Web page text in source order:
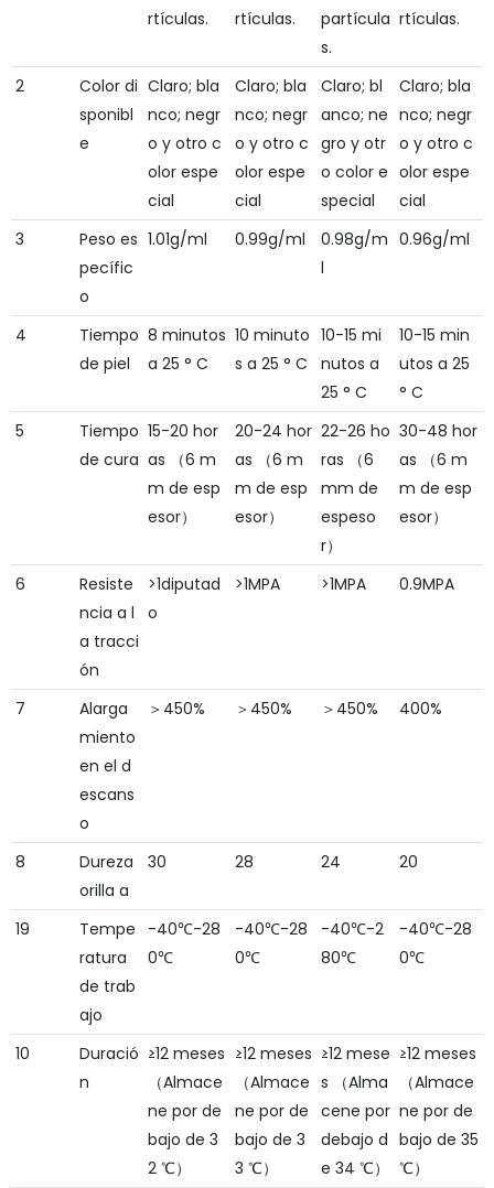
rtículas.
rtículas.
partícula
s.
rtículas.
2
Color di
sponibl
e
Claro; bla
nco; negr
o y otro c
olor espe
cial
Claro; bla
nco; negr
o y otro c
olor espe
cial
Claro; bl
anco; ne
gro y otr
o color e
special
Claro; bla
nco; negr
o y otro c
olor espe
cial
3
Peso es
pecífic
o
1.01g/ml 0.99g/ml
0.98g/m
l
0.96g/ml
4
Tiempo
de piel
8 minutos
a 25 ° C
10 minuto
s a 25 ° C
10-15 mi
nutos a
25 ° C
10-15 min
utos a 25
° C
5
Tiempo
de cura
15-20 hor
as （6 m
m de esp
esor）
20-24 hor
as （6 m
m de esp
esor）
22-26 ho
ras （6
mm de
espeso
r）
30-48 hor
as （6 m
m de esp
esor）
6
Resiste
ncia a l
a tracci
ón
>1diputad
o
>1MPA >1MPA 0.9MPA
7
Alarga
miento
en el d
escans
o
＞450% ＞450% ＞450% 400%
8
Dureza
orilla a
30 28 24 20
19
Tempe
ratura
de trab
ajo
-40℃-28
0℃
-40℃-28
0℃
-40℃-2
80℃
-40℃-28
0℃
10
Duració
n
≥12 meses
（Almace
ne por de
bajo de 3
2 ℃）
≥12 meses
（Almace
ne por de
bajo de 3
3 ℃）
≥12 mese
s （Alma
cene por
debajo d
e 34 ℃）
≥12 meses
（Almace
ne por de
bajo de 35
℃）